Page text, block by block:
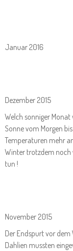
Januar 2016
Dezember 2015
Welch sonniger
Sonne vom Morgen
Temperaturen mehr
Winter trotzdem noch
tun !
November 2015
Der Endspurt vor
Dahlien mussten